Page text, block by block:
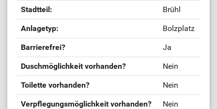
Stadtteil: Brühl
Anlagetyp: Bolzplatz
Barrierefrei? Ja
Duschmöglichkeit vorhanden? Nein
Toilette vorhanden? Nein
Verpflegungsmöglichkeit vorhanden? Nein